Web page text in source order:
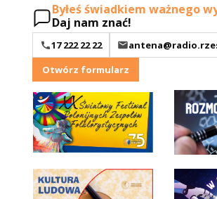
Byłeś świadkiem ważnego
Daj nam znać!
17 222 22 22
Otwórz formularz